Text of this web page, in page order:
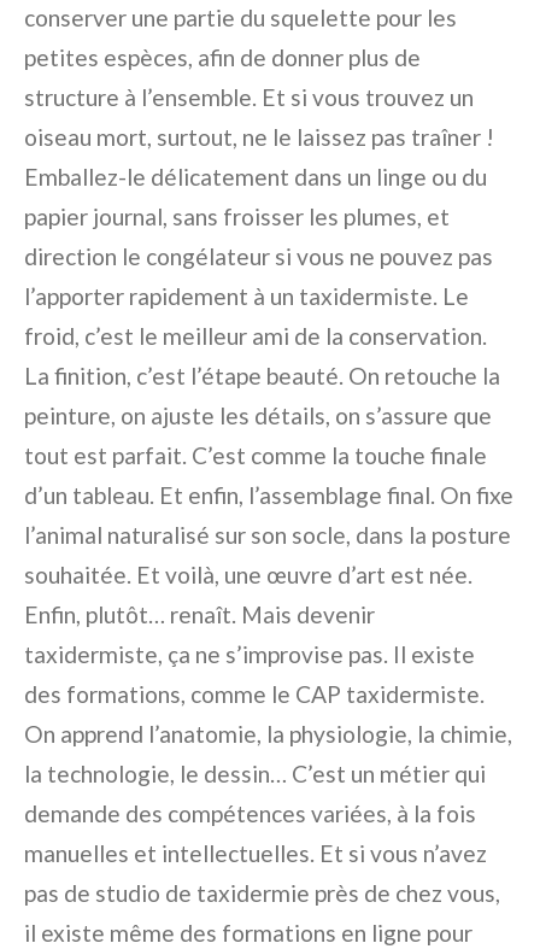
conserver une partie du squelette pour les
petites espèces, afin de donner plus de
structure à l’ensemble. Et si vous trouvez un
oiseau mort, surtout, ne le laissez pas traîner !
Emballez-le délicatement dans un linge ou du
papier journal, sans froisser les plumes, et
direction le congélateur si vous ne pouvez pas
l’apporter rapidement à un taxidermiste. Le
froid, c’est le meilleur ami de la conservation.
La finition, c’est l’étape beauté. On retouche la
peinture, on ajuste les détails, on s’assure que
tout est parfait. C’est comme la touche finale
d’un tableau. Et enfin, l’assemblage final. On fixe
l’animal naturalisé sur son socle, dans la posture
souhaitée. Et voilà, une œuvre d’art est née.
Enfin, plutôt… renaît. Mais devenir
taxidermiste, ça ne s’improvise pas. Il existe
des formations, comme le CAP taxidermiste.
On apprend l’anatomie, la physiologie, la chimie,
la technologie, le dessin… C’est un métier qui
demande des compétences variées, à la fois
manuelles et intellectuelles. Et si vous n’avez
pas de studio de taxidermie près de chez vous,
il existe même des formations en ligne pour